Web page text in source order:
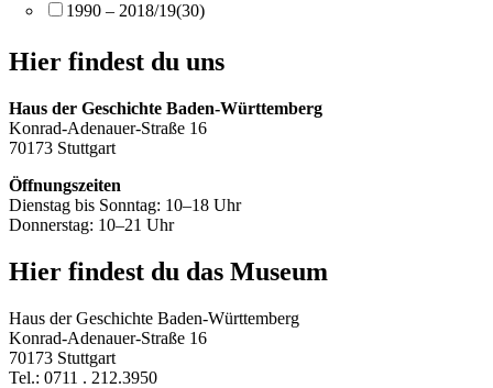
1990 – 2018/19(30)
Hier findest du uns
Haus der Geschichte Baden-Württemberg
Konrad-Adenauer-Straße 16
70173 Stuttgart
Öffnungszeiten
Dienstag bis Sonntag: 10–18 Uhr
Donnerstag: 10–21 Uhr
Hier findest du das Museum
Haus der Geschichte Baden-Württemberg
Konrad-Adenauer-Straße 16
70173 Stuttgart
Tel.: 0711 . 212.3950